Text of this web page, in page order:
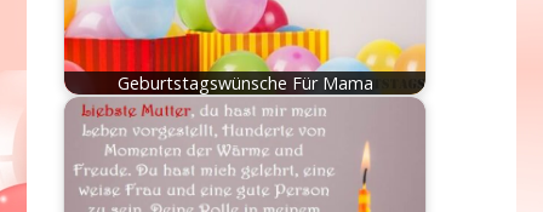
Geburtstagswünsche Für Mama